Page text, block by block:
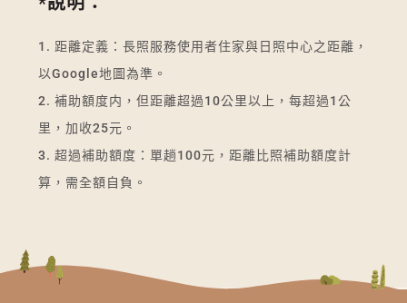
1. 距離定義：長照服務使用者住家與日照中心之距離，
以Google地圖為準。
2. 補助額度内，但距離超過10公里以上，每超過1公
里，加收25元。
3. 超過補助額度：單趟100元，距離比照補助額度計
算，需全額自負。